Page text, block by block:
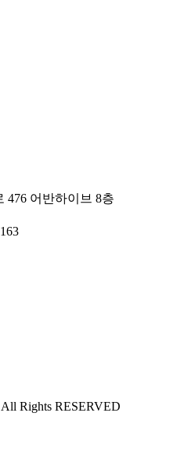
476 어반하이브 8층
Rights RESERVED